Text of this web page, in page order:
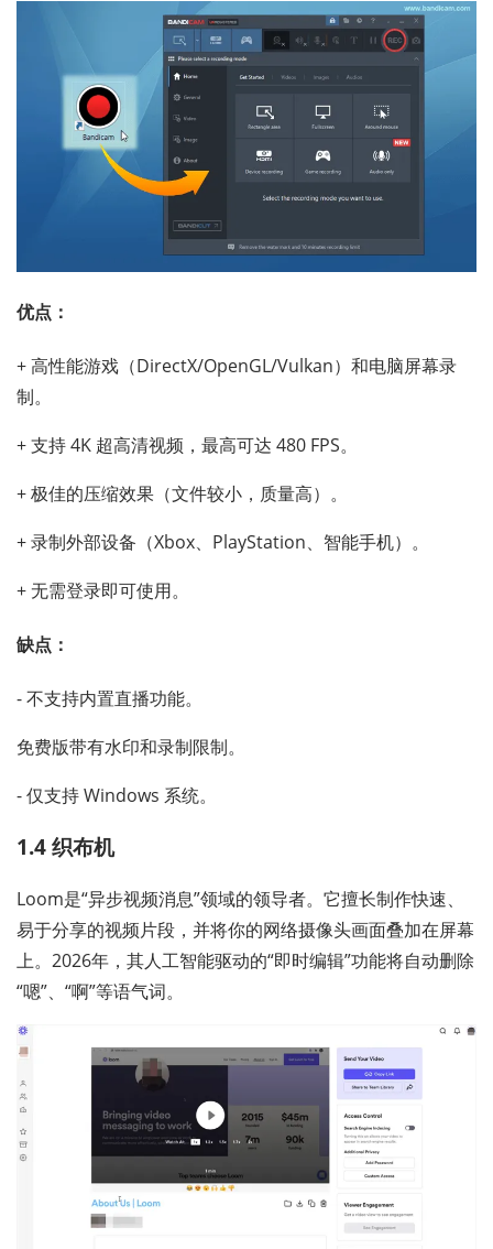
优点：
+ 高性能游戏（DirectX/OpenGL/Vulkan）和电脑屏幕录
制。
+ 支持 4K 超高清视频，最高可达 480 FPS。
+ 极佳的压缩效果（文件较小，质量高）。
+ 录制外部设备（Xbox、PlayStation、智能手机）。
+ 无需登录即可使用。
缺点：
- 不支持内置直播功能。
免费版带有水印和录制限制。
- 仅支持 Windows 系统。
1.4 织布机
Loom是“异步视频消息”领域的领导者。它擅长制作快速、
易于分享的视频片段，并将你的网络摄像头画面叠加在屏幕
上。2026年，其人工智能驱动的“即时编辑”功能将自动删除
“嗯”、“啊”等语气词。